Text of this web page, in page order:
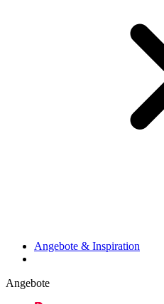
Angebote & Inspiration
Angebote